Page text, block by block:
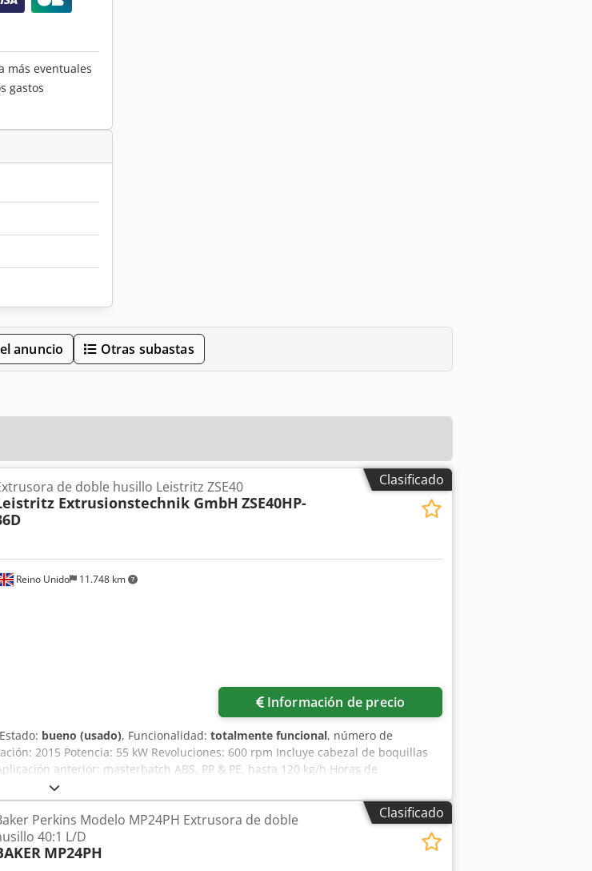
más eventuales
gastos
anuncio Otras subastas
Clasificado
Reino Unido 11.748 km
de doble husillo Leistritz ZSE40
Extrusionstechnik GmbH ZSE40HP-
Información de precio
bueno (usado), Funcionalidad: totalmente funcional, número de
2015 Potencia: 55 kW Revoluciones: 600 rpm Incluye cabezal de boquillas
anterior: masterbatch ABS, PP & PE, hasta 120 kg/h Horas de
y el vídeo para conocer el estado y el contenido de la oferta. La instalación se
en este momento. El equipo/sistema ofrecido ha sido probado y está
IVA. Recibirá una factura formal. Para clientes extranjeros también se
fiscal válido. Venta previa reservada. Visite nuestra página web y consulte
mencionados son propiedad de sus titulares y se utilizan únicamente para
Clasificado
Perkins Modelo MP24PH Extrusora de doble
40:1 L/D
MP24PH